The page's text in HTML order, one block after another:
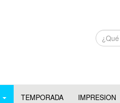
TEMPORADA IMPRESION